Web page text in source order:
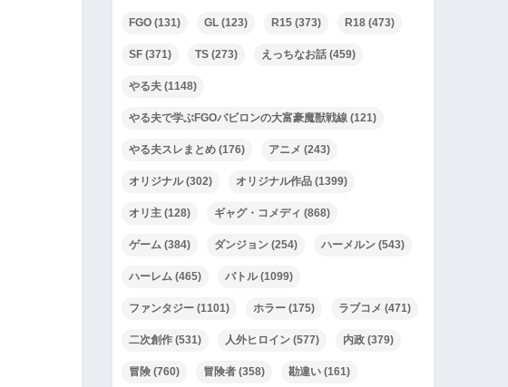
FGO (131) GL (123) R15 (373) R18 (473)
SF (371) TS (273) えっちなお話 (459)
やる夫 (1148)
やる夫で学ぶFGOバビロンの大富豪魔獣戦線 (121)
やる夫スレまとめ (176) アニメ (243)
オリジナル(302) オリジナル作品 (1399)
オリ主 (128) ギャグ・コメディ (868)
ゲーム (384) ダンジョン (254) ハーメルン (543)
ハーレム (465) バトル(1099)
ファンタジー (1101) ホラー (175) ラブコメ (471)
二次創作 (531) 人外ヒロイン (577) 内政 (379)
冒険 (760) 冒険者 (358) 勘違い (161)